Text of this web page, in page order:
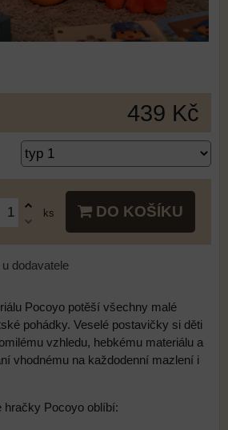
439 Kč
ks DO KOŠÍKU
dodavatele
Pocoyo potěší všechny malé
pohádky. Veselé postavičky si děti
vzhledu, hebkému materiálu a
vhodnému na každodenní mazlení i
hračky Pocoyo oblíbí: